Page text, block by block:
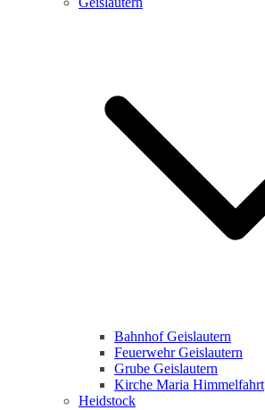
Bahnhof Geislautern
Feuerwehr Geislautern
Grube Geislautern
Kirche Maria Himmelfahrt
Heidstock